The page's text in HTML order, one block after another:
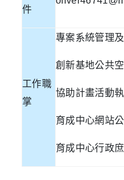
件
工作職
掌
專案系統管理
創新基地公共
協助計畫活動
育成中心網站
育成中心行政